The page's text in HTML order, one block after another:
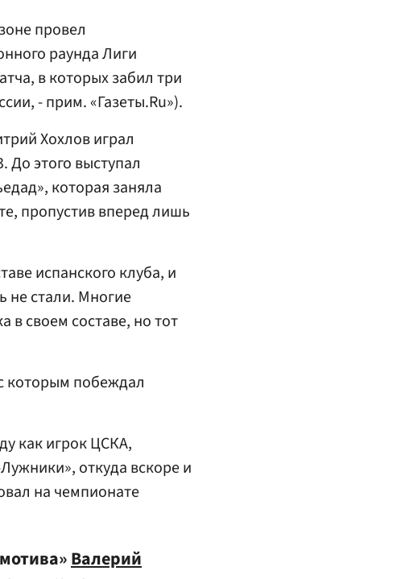
провел
раунда Лиги
в которых забил три
- прим. «Газеты.Ru»).
Хохлов играл
До этого выступал
которая заняла
пропустив вперед лишь
испанского клуба, и
не стали. Многие
в своем составе, но тот
которым побеждал
как игрок ЦСКА,
откуда вскоре и
на чемпионате
Валерий